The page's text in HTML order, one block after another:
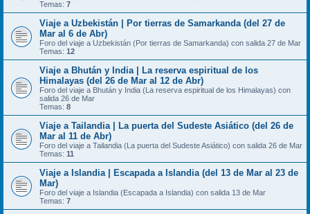
Temas: 7
Viaje a Uzbekistán | Por tierras de Samarkanda (del 27 de
Mar al 6 de Abr)
Foro del viaje a Uzbekistán (Por tierras de Samarkanda) con salida 27 de Mar
Temas: 12
Viaje a Bhután y India | La reserva espiritual de los
Himalayas (del 26 de Mar al 12 de Abr)
Foro del viaje a Bhután y India (La reserva espiritual de los Himalayas) con
salida 26 de Mar
Temas: 8
Viaje a Tailandia | La puerta del Sudeste Asiático (del 26 de
Mar al 11 de Abr)
Foro del viaje a Tailandia (La puerta del Sudeste Asiático) con salida 26 de Mar
Temas: 11
Viaje a Islandia | Escapada a Islandia (del 13 de Mar al 23 de
Mar)
Foro del viaje a Islandia (Escapada a Islandia) con salida 13 de Mar
Temas: 7